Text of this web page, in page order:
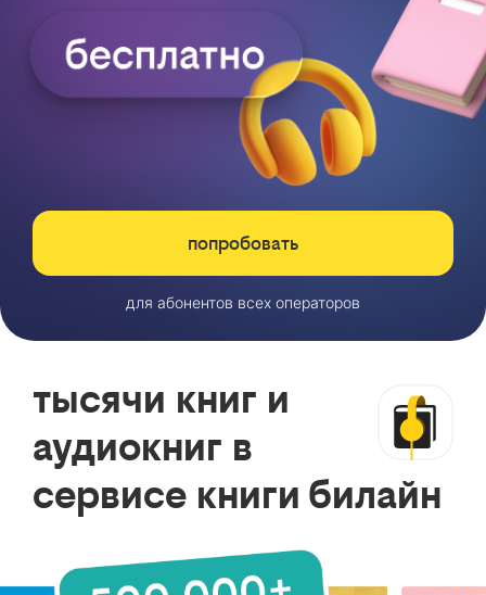
попробовать
для абонентов всех операторов
тысячи книг и
аудиокниг в
сервисе книги билайн